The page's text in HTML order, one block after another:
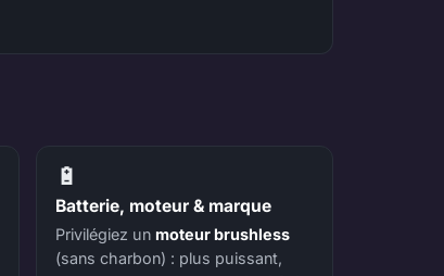
🔋
Batterie, moteur & marque
Privilégiez unmoteur brushless
(sans charbon) : plus puissant,